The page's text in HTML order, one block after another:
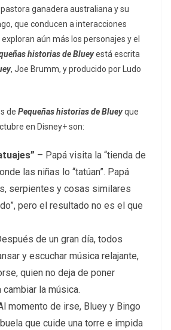
ganadera australiana y su
que conducen a interacciones
aún más los personajes y el
historias de Blueyestá escrita
, Joe Brumm, y producido por Ludo
de Pequeñas historias de Blueyque
en Disney+ son:
– Papá visita la “tienda de
las niñas lo “tatúan”. Papá
serpientes y cosas similares
pero el resultado no es el que
de un gran día, todos
y escuchar música relajante,
quien no deja de poner
cambiar la música.
momento de irse, Bluey y Bingo
que cuide una torre e impida